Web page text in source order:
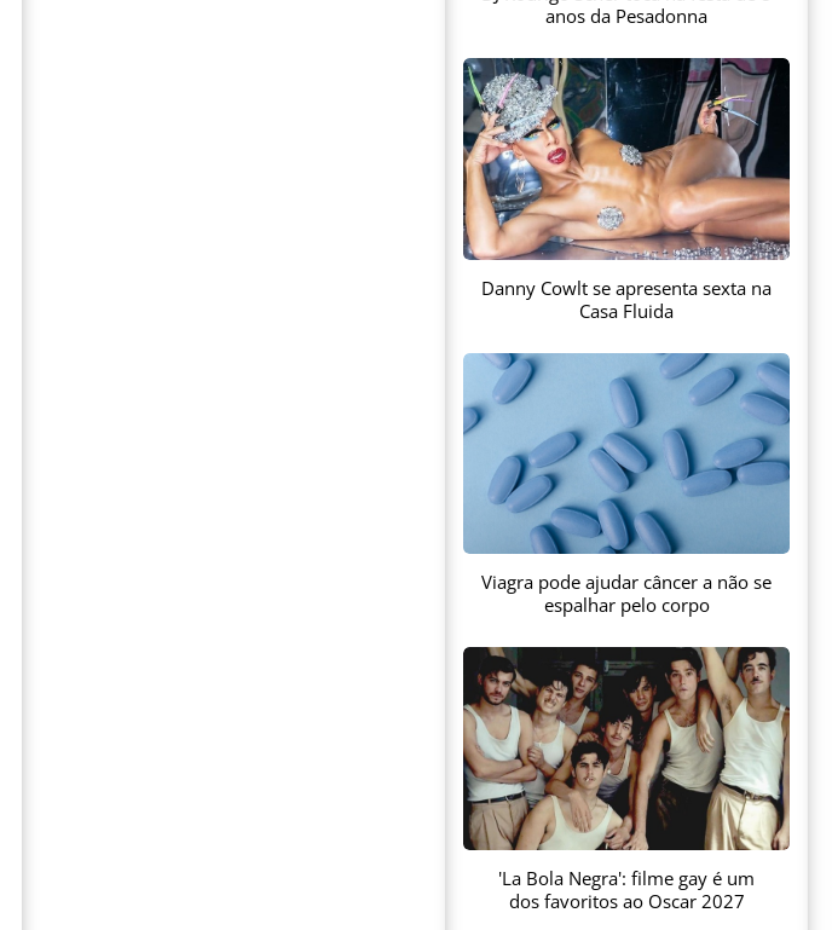
anos da Pesadonna
Danny Cowlt se apresenta sexta na
Casa Fluida
Viagra pode ajudar câncer a não se
espalhar pelo corpo
'La Bola Negra': filme gay é um
dos favoritos ao Oscar 2027